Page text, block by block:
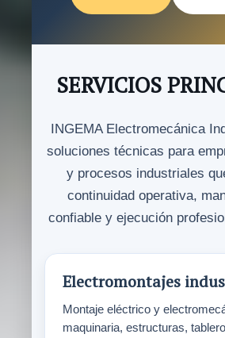
SERVICIOS
INGEMA Electromecánica
soluciones técnicas para
y procesos industriales
continuidad operativa,
confiable y ejecución
Electromontajes
Montaje eléctrico y
maquinaria, estructuras,